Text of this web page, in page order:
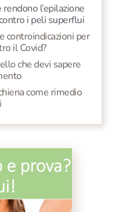
l’epilazione
i peli superflui
controindicazioni per
il Covid?
che devi sapere
come rimedio